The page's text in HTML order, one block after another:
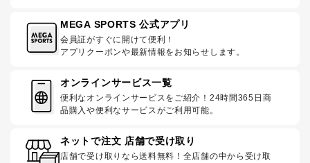
MEGA SPORTS 公式アプリ
会員証がすぐに開けて便利！
アプリクーポンや最新情報をお知らせします。
オンラインサービス一覧
便利なオンラインサービスをご紹介！24時間365日商
品購入や便利なサービスがご利用可能。
ネットで注文 店舗で受け取り
店舗で受け取りなら送料無料！全店舗の中から受け取